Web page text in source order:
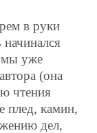
в руки
мы уже
(она
чтения
плед, камин,
дел,